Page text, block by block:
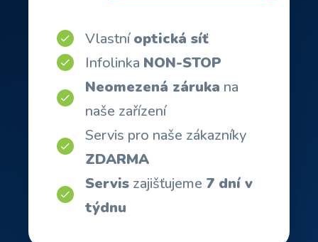
Vlastníoptická síť
Infolinka NON-STOP
Neomezená záruka na
naše zařízení
Servis pro naše zákazníky
ZDARMA
Servis zajišťujeme 7 dní v
týdnu